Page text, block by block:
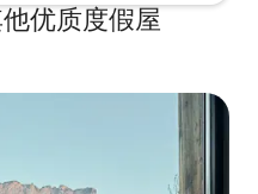
优质度假屋